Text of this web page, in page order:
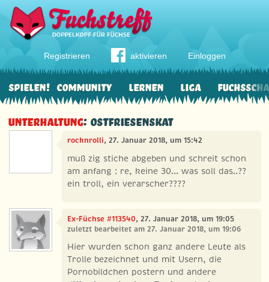
Registrieren aktivieren Einloggen
Community Lernen Liga
Spielen!
Unterhaltung: ostfriesenskat
rocknrolli, 27. Januar 2018, um 15:42
muß zig stiche abgeben und schreit schon
am anfang : re, keine 30... was soll das..??
ein troll, ein verarscher????
Ex-Füchse #113540, 27. Januar 2018, um 19:05
zuletzt bearbeitet am 27. Januar 2018, um 19:06
Hier wurden schon ganz andere Leute als
Trolle bezeichnet und mit Usern, die
Pornobildchen postern und andere